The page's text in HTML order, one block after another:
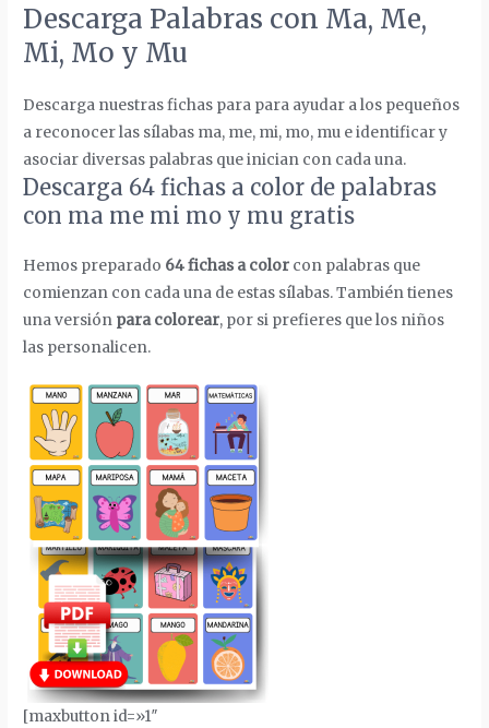
Descarga Palabras con Ma, Me,
Mi, Mo y Mu
Descarga nuestras fichas para para ayudar a los pequeños
a reconocer las sílabas ma, me, mi, mo, mu e identificar y
asociar diversas palabras que inician con cada una.
Descarga 64 fichas a color de palabras
con ma me mi mo y mu gratis
Hemos preparado 64 fichas a color con palabras que
comienzan con cada una de estas sílabas. También tienes
una versión para colorear, por si prefieres que los niños
las personalicen.
[maxbutton id=»1″